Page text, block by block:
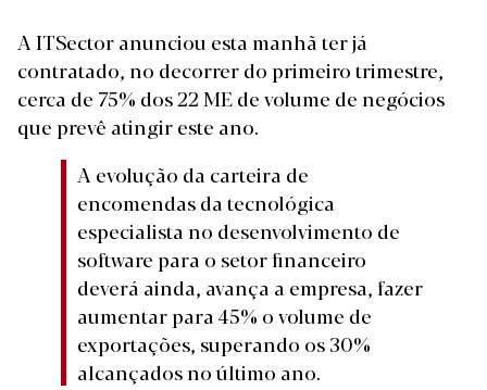
A ITSector anunciou esta manhã ter já
contratado, no decorrer do primeiro trimestre,
cerca de 75% dos 22 ME de volume de negócios
que prevê atingir este ano.
A evolução da carteira de
encomendas da tecnológica
especialista no desenvolvimento de
software para o setor financeiro
deverá ainda, avança a empresa, fazer
aumentar para 45% o volume de
exportações, superando os 30%
alcançados no último ano.